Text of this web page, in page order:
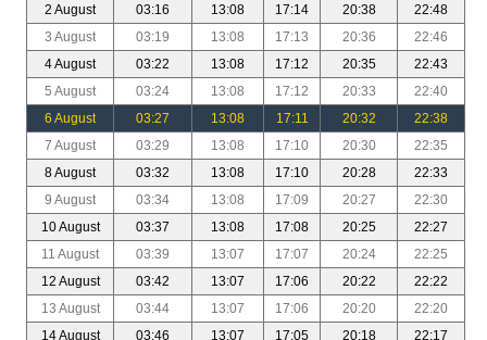
2 August
03:16 13:08 17:14 20:38
22:48
3 August
03:19 13:08 17:13 20:36
22:46
4 August
03:22 13:08 17:12 20:35
22:43
5 August
03:24 13:08 17:12 20:33
22:40
6 August
03:27 13:08 17:11 20:32
22:38
7 August
03:29 13:08 17:10 20:30
22:35
8 August
03:32 13:08 17:10 20:28
22:33
9 August
03:34 13:08 17:09 20:27
22:30
10 August
03:37 13:08 17:08 20:25
22:27
11 August
03:39 13:07 17:07 20:24
22:25
12 August
03:42 13:07 17:06 20:22
22:22
13 August
03:44 13:07 17:06 20:20
22:20
14 August
03:46 13:07 17:05 20:18 22:17